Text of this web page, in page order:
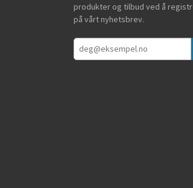
produkter og tilbud ved å
på vårt nyhetsbrev.